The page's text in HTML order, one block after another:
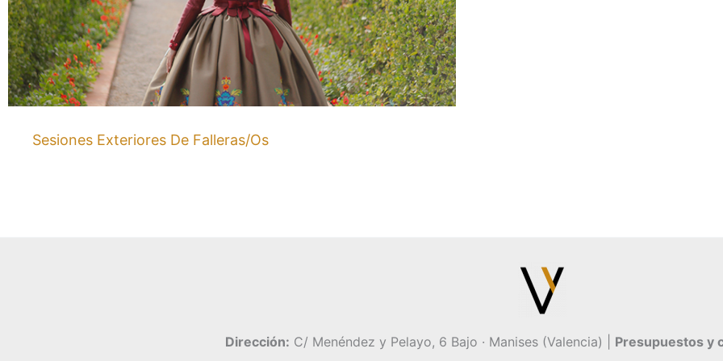
Sesiones Exteriores De Falleras/os
Dirección: C/ Menéndez y Pelayo, 6 Bajo · Manises (Valencia) | Presupuestos y